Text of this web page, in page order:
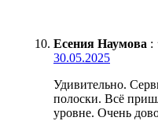
Есения Наумова :
30.05.2025
Удивительно.
полоски. Всё
уровне. Очень